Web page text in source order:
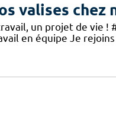
valises chez
un projet de vie !
en équipe Je